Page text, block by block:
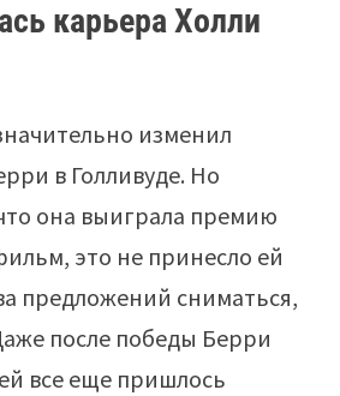
карьера Холли
изменил
в Голливуде. Но
она выиграла премию
это не принесло ей
предложений сниматься,
после победы Берри
все еще пришлось